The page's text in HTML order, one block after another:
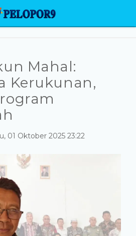
Mahal:
Kerukunan,
01 Oktober 2025 23:22